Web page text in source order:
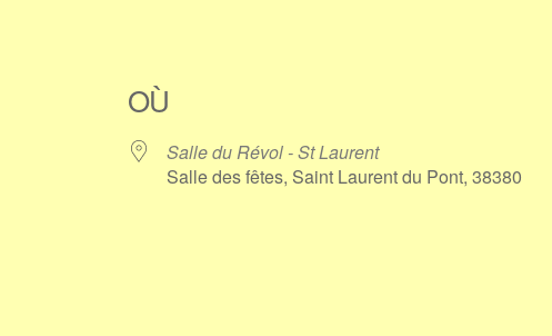
OÙ
Salle du Révol - St Laurent
Salle des fêtes, Saint Laurent du Pont, 38380